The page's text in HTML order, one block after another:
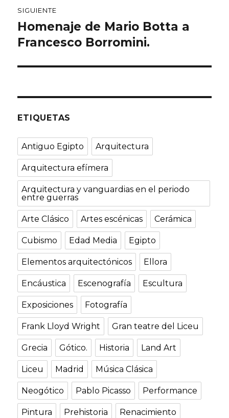
SIGUIENTE
Entrada
siguiente:
Homenaje de Mario Botta a
Francesco Borromini.
ETIQUETAS
Antiguo Egipto Arquitectura
Arquitectura efímera
Arquitectura y vanguardias en el periodo
entre guerras
Arte Clásico Artes escénicas Cerámica
Cubismo Edad Media Egipto
Elementos arquitectónicos Ellora
Encáustica Escenografía Escultura
Exposiciones Fotografía
Frank Lloyd Wright Gran teatre del Liceu
Grecia Gótico. Historia Land Art
Liceu Madrid Música Clásica
Neogótico Pablo Picasso Performance
Pintura Prehistoria Renacimiento